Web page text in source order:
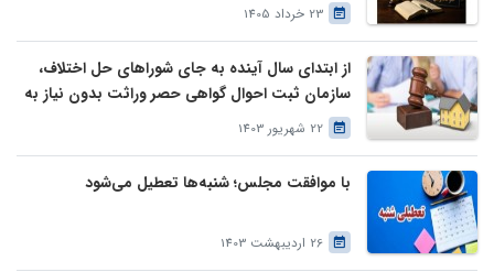
23 خرداد 1405
از ابتدای سال آینده به جای شوراهای حل اختلاف،
سازمان ثبت احوال گواهی حصر وراثت بدون نیاز به
درخواست وراث صادر خواهد کرد
22 شهریور 1403
با موافقت مجلس؛ شنبه‌ها تعطیل می‌شود
26 اردیبهشت 1403